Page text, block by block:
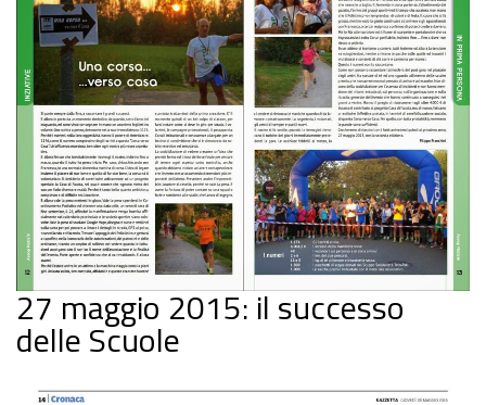
27 maggio 2015: il successo
delle Scuole